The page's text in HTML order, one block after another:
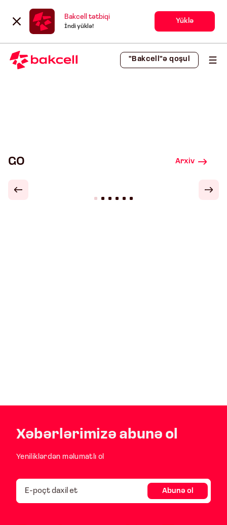
Bakcell tətbiqi
İndi yüklə!
Yüklə
"Bakcell"ə qoşul
GO Arxiv
Xəbərlərimizə abunə ol
Yeniliklərdən məlumatlı ol
Abunə ol